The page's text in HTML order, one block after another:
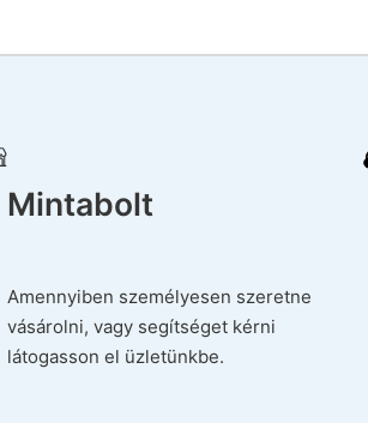
Mintabolt
Amennyiben személyesen szeretne
vásárolni, vagy segítséget kérni
látogasson el üzletünkbe.